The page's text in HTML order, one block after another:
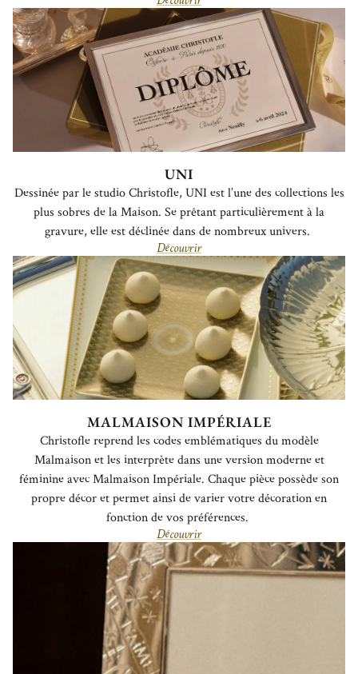
UNI
Dessinée par le studio Christofle, UNI est l’une des collections les
plus sobres de la Maison. Se prêtant particulièrement à la
gravure, elle est déclinée dans de nombreux univers.
Découvrir
MALMAISON IMPÉRIALE
Christofle reprend les codes emblématiques du modèle
Malmaison et les interprète dans une version moderne et
féminine avec Malmaison Impériale. Chaque pièce possède son
propre décor et permet ainsi de varier votre décoration en
fonction de vos préférences.
Découvrir